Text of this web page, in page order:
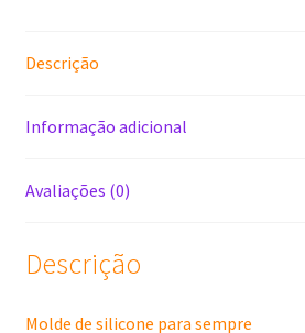
Descrição
Informação adicional
Avaliações (0)
Descrição
Molde de silicone para sempre